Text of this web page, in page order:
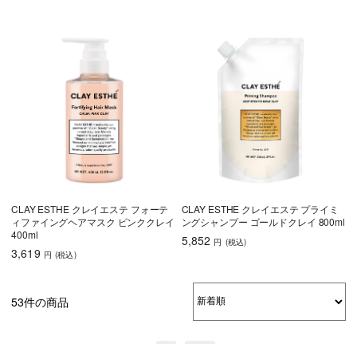
CLAY ESTHE クレイエステ フォーテ
ィファイングヘアマスク ピンククレイ
400ml
3,619 円 (税込)
CLAY ESTHE クレイエステ プライミ
ングシャンプー ゴールドクレイ 800ml
5,852 円 (税込)
53件の商品